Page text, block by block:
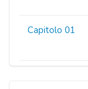
Capitolo 01